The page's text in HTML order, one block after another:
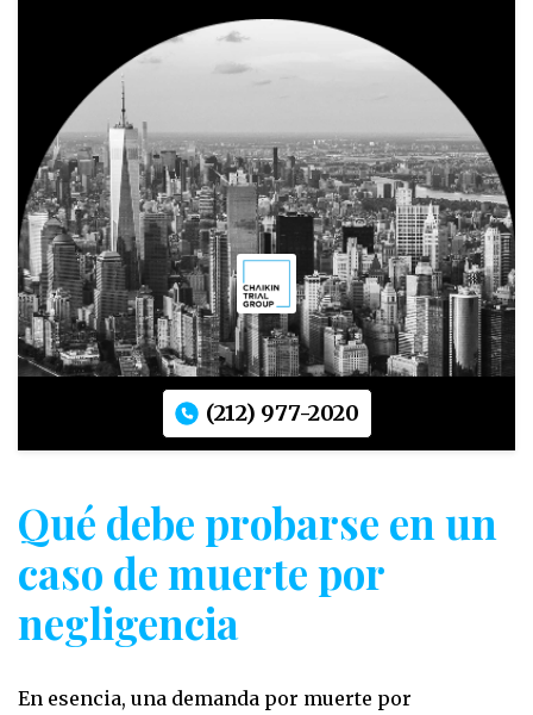
(212) 977-2020
Qué debe probarse en un
caso de muerte por
negligencia
En esencia, una demanda por muerte por